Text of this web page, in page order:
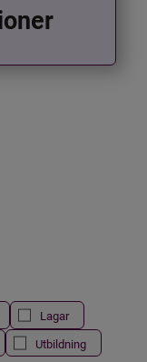
Lagar
Utbildning